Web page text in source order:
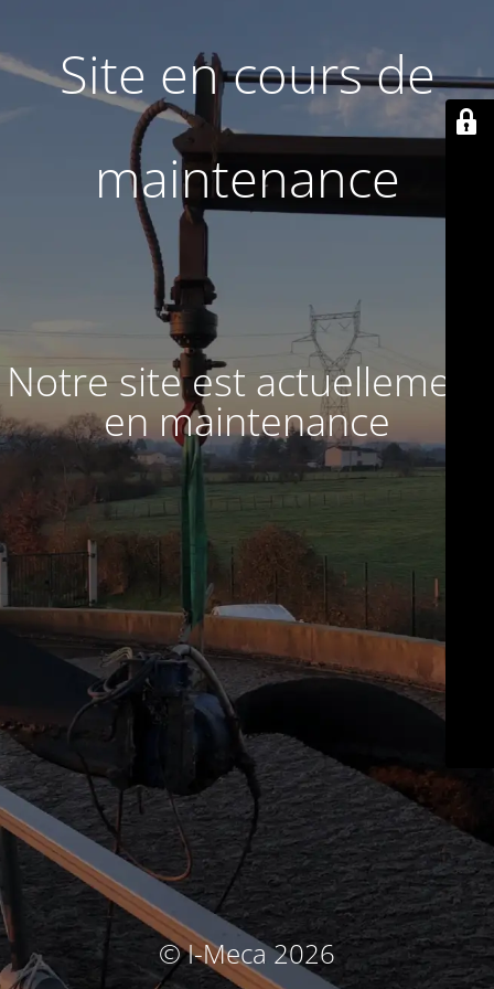
Site en cours de
maintenance
Notre site est actuellement
en maintenance
© I-Meca 2026